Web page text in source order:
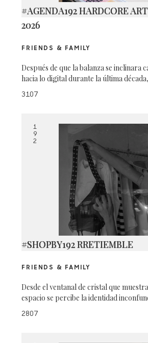
#AGENDA192 HARDCORE
2026
FRIENDS & FAMILY
Después de que la balanza se inclinara
hacia lo digital durante la última
3107
1
9
2
#SHOPBY192 RRETIEMBLE
FRIENDS & FAMILY
Desde el ventanal de cristal que
espacio se percibe la identidad
2807